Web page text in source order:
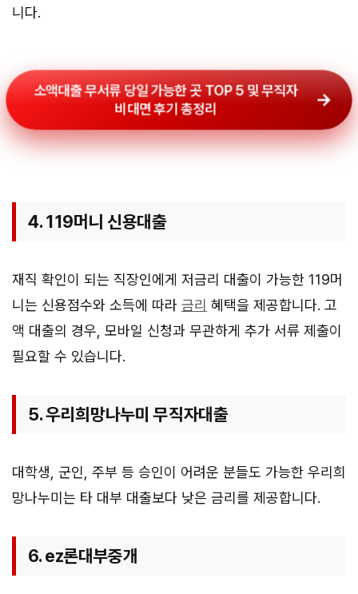
니다.
소액대출 무서류 당일 가능한 곳 TOP 5 및 무직자
비대면 후기 총정리
4. 119머니 신용대출
재직 확인이 되는 직장인에게 저금리 대출이 가능한 119머
니는 신용점수와 소득에 따라 금리 혜택을 제공합니다. 고
액 대출의 경우, 모바일 신청과 무관하게 추가 서류 제출이
필요할 수 있습니다.
5. 우리희망나누미 무직자대출
대학생, 군인, 주부 등 승인이 어려운 분들도 가능한 우리희
망나누미는 타 대부 대출보다 낮은 금리를 제공합니다.
6. ez론대부중개